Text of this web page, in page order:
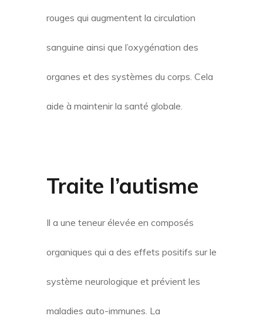
rouges qui augmentent la circulation
sanguine ainsi que l’oxygénation des
organes et des systèmes du corps. Cela
aide à maintenir la santé globale.
Traite l’autisme
Il a une teneur élevée en composés
organiques qui a des effets positifs sur le
système neurologique et prévient les
maladies auto-immunes. La